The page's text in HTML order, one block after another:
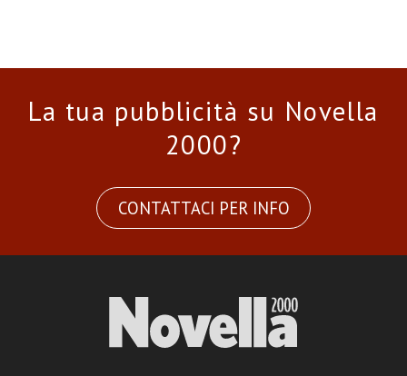
La tua pubblicità su Novella
2000?
CONTATTACI PER INFO